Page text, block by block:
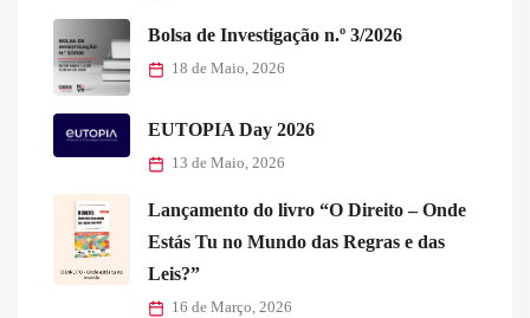
Bolsa de Investigação n.º 3/2026
18 de Maio, 2026
EUTOPIA Day 2026
13 de Maio, 2026
Lançamento do livro “O Direito – Onde
Estás Tu no Mundo das Regras e das
Leis?”
16 de Março, 2026